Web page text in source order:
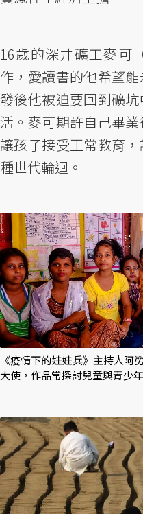
16歲的深井礦工麥可
作，愛讀書的他希望
發後他被迫要回到礦
活。麥可期許自己畢
讓孩子接受正常教育
種世代輪迴。
《疫情下的娃娃兵》主持人
大使，作品常探討兒童與青少